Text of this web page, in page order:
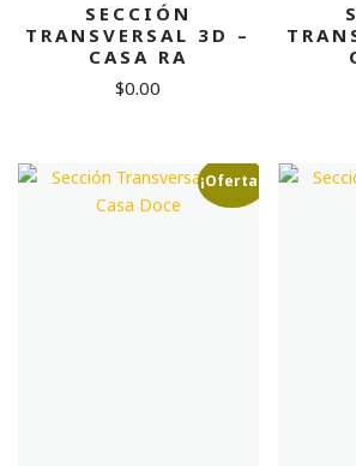
SECCIÓN
TRANSVERSAL 3D –
CASA RA
$0.00
¡Oferta!